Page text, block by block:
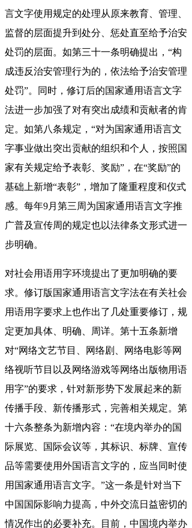
言文字使用规定的处理从原来教育、管理、
监督的层面提升到处分、惩处直至给予治安
处罚的层面。如第三十一条明确提出，“构
成违反治安管理行为的，依法给予治安管理
处罚”。同时，修订后的国家通用语言文字
法进一步加强了对有突出成绩和贡献者的肯
定。如第八条规定，“对为国家通用语言文
字事业做出突出贡献的组织和个人，按照国
家有关规定给予表彰、奖励”，在“奖励”的
基础上新增“表彰”，增加了隆重程度和仪式
感。每年9月第三周为国家通用语言文字推
广普及宣传周的规定也以法律条文形式进一
步明确。
对社会用语用字环境提出了更加明确的要
求。修订版国家通用语言文字法在有关社会
用语用字要求上也作出了几处重要修订，规
定更加具体、明确、周详。第十五条新增
对“网络文艺节目、网络剧、网络电影等网
络视听节目以及网络游戏等网络出版物用语
用字”的要求，针对新形势下发展起来的新
传播手段、新传播形式，完善相关规定。第
十六条整条为新增内容：“在境内举办的国
际展览、国际会议等，其标识、标牌、宣传
品等需要使用外国语言文字的，应当同时使
用国家通用语言文字。”这一条是针对当下
中国国际影响力提高，中外交流日益密切的
情况作出的必要补充。目前，中国境内举办